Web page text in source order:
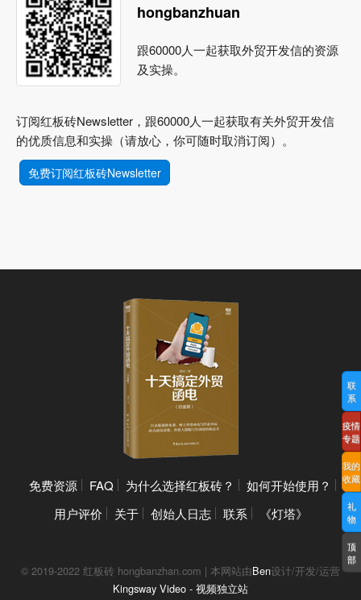
hongbanzhuan
跟60000人一起获取外贸开发信的资源
及实操。
订阅红板砖Newsletter，跟60000人一起获取有关外贸开发信
的优质信息和实操（请放心，你可随时取消订阅）。
免费订阅红板砖Newsletter
免费资源 FAQ 为什么选择红板砖？
如何开始使用？
用户评价
关于 创始人日志 联系 《灯塔》
© 2019-2022 红板砖 hongbanzhan.com | 本网站由Ben设计/开发/运营
Kingsway Video - 视频独立站
联
系
疫情
专题
我的
收藏
礼
物
顶
部